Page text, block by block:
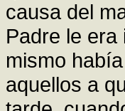
causa del
Padre le
mismo
aquellos a